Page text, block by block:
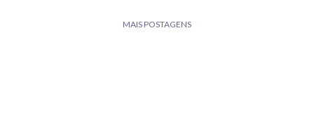
MAIS POSTAGENS